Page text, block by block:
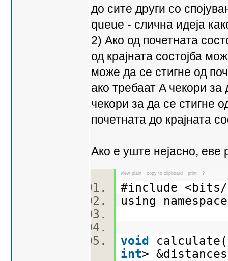
до сите други со
queue - слична идеја
2) Ако од почетната
од крајната состојба
може да се стигне од
ако требаат A чекори за
чекори за да се стигне
почетната до крајната
Ако е уште нејасно, еве
view plain copy to clipboard print ?
#include
using
void
int>